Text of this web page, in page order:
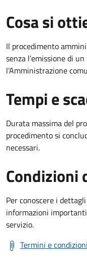
Cosa si
Il procedimento
senza l’emissione di
l’Amministrazione
Tempi e
Durata massima del
procedimento si
necessari.
Condizioni
Per conoscere i
informazioni
servizio.
Termini e